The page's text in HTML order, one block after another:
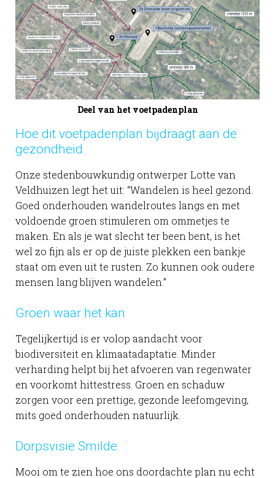
Deel van het voetpadenplan
Hoe dit voetpadenplan bijdraagt aan de
gezondheid
Onze stedenbouwkundig ontwerper Lotte van
Veldhuizen legt het uit: “Wandelen is heel gezond.
Goed onderhouden wandelroutes langs en met
voldoende groen stimuleren om ommetjes te
maken. En als je wat slecht ter been bent, is het
wel zo fijn als er op de juiste plekken een bankje
staat om even uit te rusten. Zo kunnen ook oudere
mensen lang blijven wandelen.”
Groen waar het kan
Tegelijkertijd is er volop aandacht voor
biodiversiteit en klimaatadaptatie. Minder
verharding helpt bij het afvoeren van regenwater
en voorkomt hittestress. Groen en schaduw
zorgen voor een prettige, gezonde leefomgeving,
mits goed onderhouden natuurlijk.
Dorpsvisie Smilde
Mooi om te zien hoe ons doordachte plan nu echt